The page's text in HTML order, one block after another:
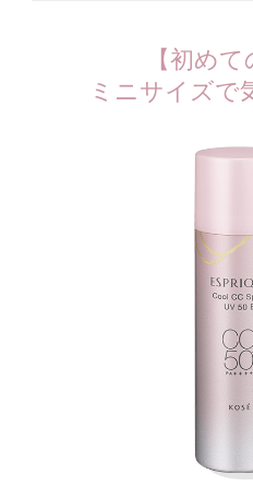
【初めて
ミニサイズで